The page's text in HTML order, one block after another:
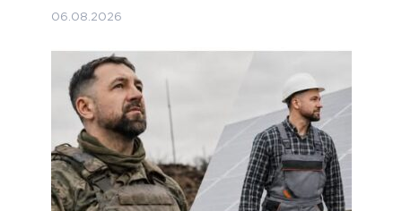
06.08.2026